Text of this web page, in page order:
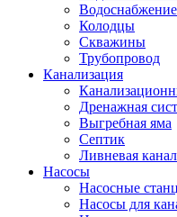
Колодцы
Скважины
Трубопровод
Канализация
Дренажная
Выгребная яма
Септик
Ливневая
Насосы
Насосные
Насосы для